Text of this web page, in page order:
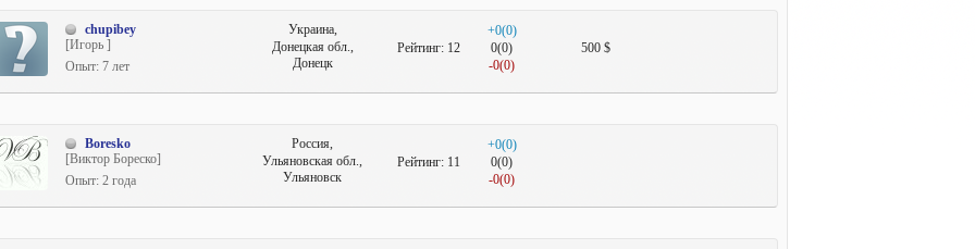
chupibey
[Игорь ]
Опыт: 7 лет
500 $
+0(0)
0(0)
-0(0)
Рейтинг:12
Украина,
Донецкая обл.,
Донецк
Boresko
[Виктор Бореско]
Опыт: 2 года
+0(0)
0(0)
-0(0)
Рейтинг:11
Россия,
Ульяновская обл.,
Ульяновск